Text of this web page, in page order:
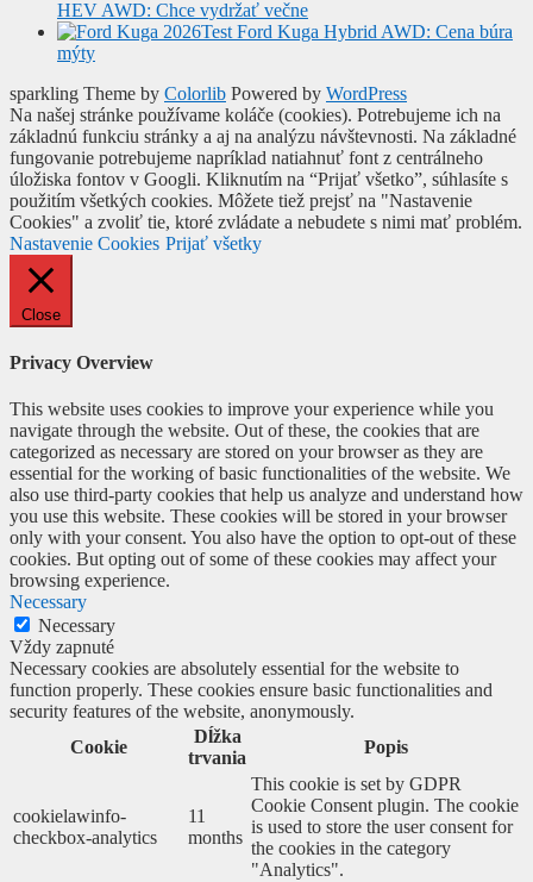
HEV AWD: Chce vydržať večne
Test Ford Kuga Hybrid AWD: Cena búra
mýty
sparkling Theme by Colorlib Powered by WordPress
Na našej stránke používame koláče (cookies). Potrebujeme ich na
základnú funkciu stránky a aj na analýzu návštevnosti. Na základné
fungovanie potrebujeme napríklad natiahnuť font z centrálneho
úložiska fontov v Googli. Kliknutím na “Prijať všetko”, súhlasíte s
použitím všetkých cookies. Môžete tiež prejsť na "Nastavenie
Cookies" a zvoliť tie, ktoré zvládate a nebudete s nimi mať problém.
Nastavenie Cookies Prijať všetky
Close
Privacy Overview
This website uses cookies to improve your experience while you
navigate through the website. Out of these, the cookies that are
categorized as necessary are stored on your browser as they are
essential for the working of basic functionalities of the website. We
also use third-party cookies that help us analyze and understand how
you use this website. These cookies will be stored in your browser
only with your consent. You also have the option to opt-out of these
cookies. But opting out of some of these cookies may affect your
browsing experience.
Necessary
Necessary
Vždy zapnuté
Necessary cookies are absolutely essential for the website to
function properly. These cookies ensure basic functionalities and
security features of the website, anonymously.
Cookie
Dĺžka
trvania
Popis
cookielawinfo-
checkbox-analytics
11
months
This cookie is set by GDPR
Cookie Consent plugin. The cookie
is used to store the user consent for
the cookies in the category
"Analytics".